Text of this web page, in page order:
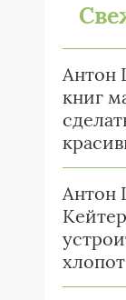
Антон
книг
Антон
хлопот